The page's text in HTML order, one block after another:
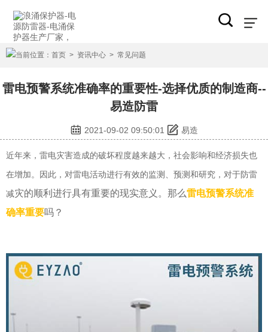
当前位置： 首页 > 资讯中心 > 常见问题
雷电预警系统准确率的重要性-选择优质的制造商--
易造防雷
2021-09-02 09:50:01 易造
近年来，雷电灾害造成的破坏程度越来越大，社会影响和经济损失也
在增加。因此，对雷电活动进行有效的监测、预测和研究，对于防雷
减灾的顺利进行具有重要的现实意义。那么雷电预警系统准
确率重要吗？